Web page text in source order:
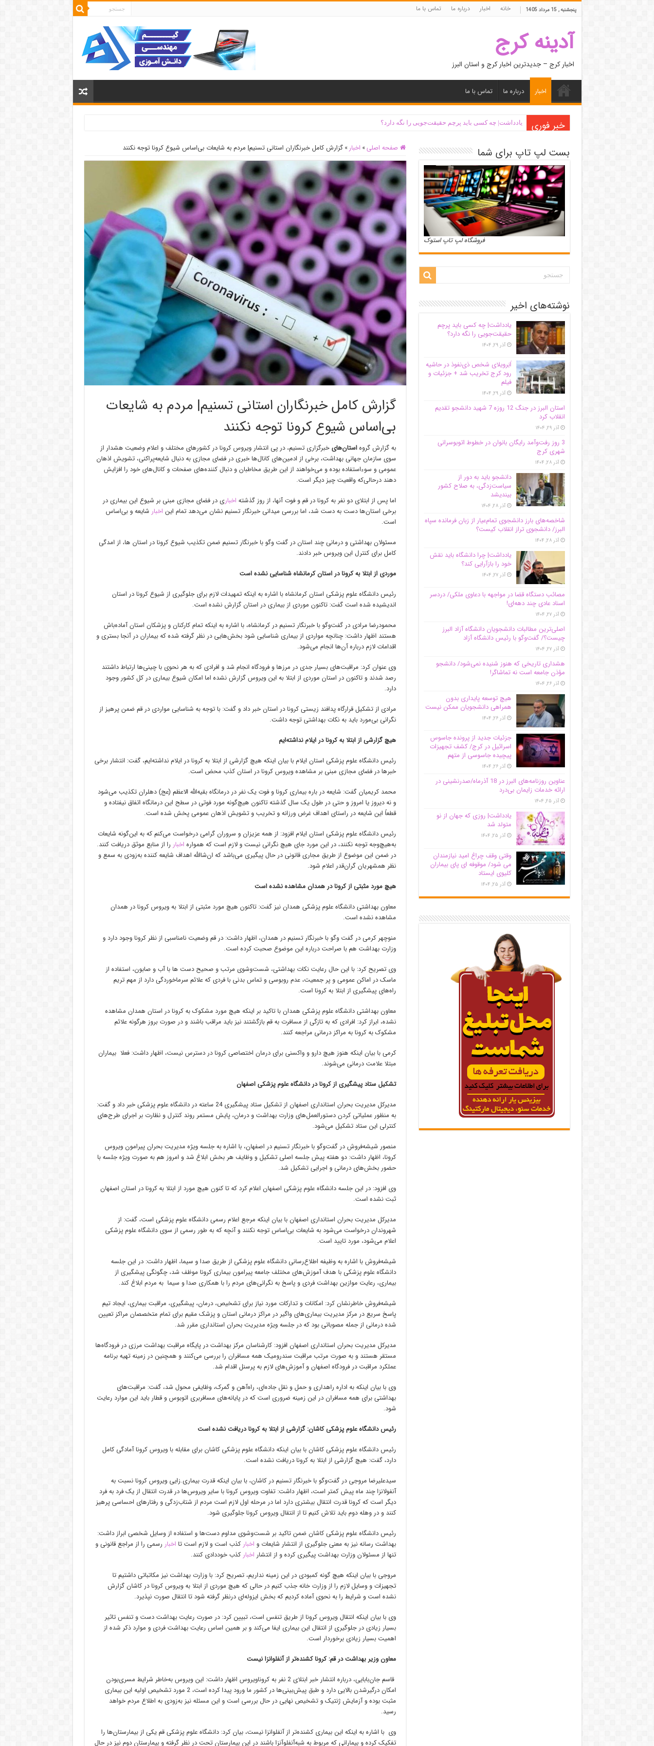
پنجشنبه , 15 مرداد 1405 خانه اخبار درباره ما تماس با ما
آدینه کرج
اخبار کرج – جدیدترین اخبار کرج و استان البرز
اخبار درباره ما تماس با ما
خبر فوری یادداشت| ‌چه کسی باید پرچم حقیقت‌جویی را نگه دارد؟
صفحه اصلی » اخبار » گزارش کامل خبرنگاران استانی تسنیم| ‌مردم به شایعات بی‌اساس شیوع کرونا توجه نکنند
گزارش کامل خبرنگاران استانی تسنیم| ‌مردم به شایعات
بی‌اساس شیوع کرونا توجه نکنند
به گزارش گروهاستان‌هایخبرگزاری تسنیم، در پی انتشار ویروس کرونا در کشورهای مختلف و اعلام وضعیت هشدار از
سوی سازمان جهانی بهداشت، برخی از ادمین‌های کانال‌ها خبری در فضای مجازی به دنبال شایعه‌پراکنی، تشویش اذهان
عمومی و سوءاستفاده بوده و می‌خواهند از این طریق مخاطبان و دنبال کننده‌های صفحات و کانال‌های خود را افزایش
دهند درحالی‌که واقعیت چیز دیگر است.
اما پس از ابتلای دو نفر به کرونا در قم و فوت آنها، از روز گذشته اخباری در فضای مجازی مبنی بر شیوع این بیماری در
برخی استان‌ها ‌دست به دست شد، اما بررسی میدانی خبرنگار تسنیم نشان می‌دهد تمام این اخبار شایعه و بی‌اساس
است.
مسئولان بهداشتی و درمانی چند استان در گفت وگو با خبرنگار تسنیم ضمن تکذیب شیوع کرونا در استان ها، از امدگی
کامل برای کنترل این ویروس خبر دادند.
موردی از ابتلا به کرونا در استان کرمانشاه شناسایی نشده است‌
رئیس دانشگاه علوم پزشکی استان کرمانشاه با اشاره به اینکه تمهیدات لازم برای جلوگیری از شیوع کرونا در استان
اندیشیده شده است گفت: تاکنون موردی از بیماری در استان گزارش نشده است.
محمودرضا مرادی در گفت‌وگو با خبرنگار تسنیم در کرمانشاه، با اشاره به اینکه تمام کارکنان و پزشکان استان آماده‌باش
هستند اظهار داشت: چنانچه مواردی از بیماری شناسایی شود بخش‌هایی در نظر گرفته شده که بیماران در آنجا بستری و
اقدامات لازم درباره آن‌ها انجام می‌شود.
وی عنوان کرد: مراقبت‌های بسیار جدی در مرزها و فرودگاه انجام شد و افرادی که به هر نحوی با چینی‌ها ارتباط داشتند
رصد شدند و تاکنون در استان موردی از ابتلا به این ویروس گزارش نشده اما امکان شیوع بیماری در کل کشور وجود
دارد.
مرادی از تشکیل قرارگاه پدافند زیستی کرونا در استان خبر داد و گفت: با توجه به شناسایی مواردی در قم ضمن پرهیز از
نگرانی بی‌مورد باید به نکات بهداشتی توجه داشت.
هیچ گزارشی از ابتلا به ‌کرونا در ایلام نداشته‌ایم ‌
رئیس دانشگاه علوم پزشکی استان ایلام با بیان اینکه هیچ گزارشی از ابتلا به ‌کرونا در ایلام نداشته‌ایم، گفت: انتشار برخی
خبرها در فضای مجازی مبنی بر مشاهده ویروس کرونا در استان کذب محض است.‌
محمد کریمیان گفت: شایعه در باره بیماری کرونا و فوت یک نفر در درمانگاه بقیه‌الله الاعظم (عج) دهلران تکذیب می‌شود
و نه دیروز یا امروز و حتی در طول یک سال گذشته تاکنون هیچ‌گونه مورد فوتی در سطح این درمانگاه اتفاق نیفتاده ‌و
قطعاً این شایعه در راستای اهداف غرض و‌رزانه و تخریب و تشویش اذهان عمومی پخش‌ شده است.
رئیس دانشگاه علوم پزشکی استان ایلام افزود: از همه عزیزان و سروران گرامی درخواست می‌کنم که به این‌گونه شایعات
به‌هیچ‌وجه توجه نکنند، در این مورد جای هیچ نگرانی نیست و لازم است که همواره اخبار را از منابع موثق دریافت کنند.
در ضمن این موضوع از طریق مجاری قانونی در حال پیگیری می‌باشد که ان‌شاالله اهداف شایعه کننده به‌زودی به سمع و
نظر همشهریان گران‌قدر اعلام شود.
هیچ مورد مثبتی از کرونا در همدان مشاهده نشده است‌
معاون بهداشتی دانشگاه علوم پزشکی همدان نیز گفت: تاکنون هیچ مورد مثبتی از ابتلا به ویروس کرونا در همدان
مشاهده نشده است.
منوچهر کرمی در گفت وگو با خبرنگار تسنیم در همدان، اظهار داشت: در قم وضعیت نامناسبی از نظر کرونا وجود دارد و
وزارت بهداشت هم با صراحت درباره این موضوع صحبت کرده است.
وی تصریح کرد: با این حال رعایت نکات بهداشتی، شست‌وشوی مرتب و صحیح دست ها با آب و صابون، استفاده از
ماسک در اماکن عمومی و پر جمعیت، عدم روبوسی و تماس بدنی با فردی که علائم سرماخوردگی دارد از مهم تریم
راه‌های پیشگیری از ابتلا به کرونا است.
معاون بهداشتی دانشگاه علوم پزشکی همدان با تاکید بر اینکه هیچ مورد مشکوک به کرونا در استان همدان مشاهده
نشده، ابراز کرد: افرادی که به تازگی از مسافرت به قم بازگشتند نیز باید مراقب باشند و در صورت بروز هرگونه علائم
مشکوک به کرونا به مراکز درمانی مراجعه کنند.
کرمی با بیان اینکه هنوز هیچ دارو و واکسنی برای درمان اختصاصی کرونا در دسترس نیست، اظهار داشت: فعلا بیماران
مبتلا علامت درمانی می‌شوند.
تشکیل ستاد پیشگیری از کرونا در دانشگاه علوم پزشکی اصفهان‌
مدیرکل مدیریت بحران استانداری اصفهان از تشکیل ستاد پیشگیری 24 ساعته در دانشگاه علوم پزشکی خبر داد و گفت:
به منظور عملیاتی کردن دستورالعمل‌های وزارت بهداشت و درمان، پایش مستمر روند کنترل و نظارت بر اجرای طرح‌های
کنترلی این ستاد تشکیل می‌شود.
منصور شیشه‌فروش در گفت‌و‌گو با خبرنگار تسنیم در اصفهان، با اشاره به جلسه ویژه مدیریت بحران پیرامون ویروس
کرونا، اظهار داشت: دو هفته پیش جلسه اصلی تشکیل و وظایف هر بخش ابلاغ شد و امروز هم به صورت ویژه جلسه با
حضور بخش‌های درمانی و اجرایی تشکیل شد.
وی افزود: در این جلسه دانشگاه علوم پزشکی اصفهان اعلام کرد که تا کنون هیچ مورد از ابتلا به کرونا در استان اصفهان
ثبت نشده است.
مدیرکل مدیریت بحران استانداری اصفهان با بیان اینکه مرجع اعلام رسمی دانشگاه علوم پزشکی است، گفت: از
شهروندان درخواست می‌شود به شایعات بی‌اساس توجه نکنند و آنچه که به طور رسمی از سوی دانشگاه علوم پزشکی
اعلام می‌شود، مورد تایید است.
شیشه‌فروش با اشاره به وظیفه اطلاع‌رسانی دانشگاه علوم پزشکی از طریق صدا و سیما، اظهار داشت: در این جلسه
دانشگاه علوم پزشکی با هدف آموزش‌های مختلف جامعه پیرامون بیماری کرونا موظف شد، چگونگی پیشگیری از
بیماری، رعایت موازین بهداشت فردی و پاسخ به نگرانی‌های مردم را با همکاری صدا و سیما به مردم ابلاغ کند.
شیشه‌فروش خاطرنشان کرد: امکانات و تدارکات مورد نیاز برای تشخیص، درمان، پیشگیری، مراقبت بیماری، ایجاد تیم
پاسخ سریع در مرکز مدیریت بیماری‌های واگیر در مراکز درمانی استان و پزشک مقیم برای تمام متخصصان مراکز تعیین
شده درمانی از جمله مصوباتی بود که در جلسه ویژه مدیریت بحران استانداری مقرر شد.
مدیرکل مدیریت بحران استانداری اصفهان افزود: کارشناسان مرکز بهداشت در پایگاه مراقبت بهداشت مرزی در فرودگاه‌ها
مستقر هستند و به صورت مرتب مراقبت سندرومیک همه مسافران را بررسی می‌کنند و همچنین در زمینه تهیه برنامه
عملکرد مراقبت در فرودگاه اصفهان و آموزش‌های لازم به پرسنل اقدام شد.
وی با بیان اینکه به اداره راهداری و حمل و نقل جاده‌ای، راه‌آهن و گمرک، وظایفی محول شد، گفت: مراقبت‌های
بهداشتی برای همه مسافران در این زمینه ضروری است که در پایانه‌های مسافربری اتوبوس و قطار باید این موارد رعایت
شود.
رئیس دانشگاه علوم پزشکی کاشان: گزارشی از ابتلا به کرونا دریافت نشده است‌
رئیس دانشگاه علوم پزشکی کاشان با بیان اینکه دانشگاه علوم پزشکی کاشان برای مقابله با ویروس کرونا آمادگی کامل
دارد، گفت: هیچ گزارشی از ابتلا به کرونا دریافت نشده است.
سیدعلیرضا مروجی در گفت‌وگو با خبرنگار تسنیم در کاشان، با بیان اینکه قدرت بیماری.زایی ویروس کرونا نسبت به
آنفولانزا چند ماه پیش کمتر است، اظهار داشت: تفاوت ویروس کرونا با سایر ویروس‌ها در قدرت انتقال از یک فرد به فرد
دیگر است که کرونا قدرت انتقال بیشتری دارد اما در مرحله اول لازم است مردم از شتاب‌زدگی و رفتارهای احساسی پرهیز
کنند و در وهله دوم باید تلاش کنیم تا از انتقال ویروس کرونا جلوگیری شود.
رئیس دانشگاه علوم پزشکی کاشان ضمن تاکید بر شست‌وشوی مداوم دست‌ها و استفاده از وسایل شخصی ابراز داشت:
بهداشت رسانه نیز به معنی جلوگیری از انتشار شایعات و اخبار کذب است و لازم است تا اخبار رسمی را از مراجع قانونی و
تنها از مسئولان وزارت بهداشت پیگیری کرده و از انتشار اخبار کذب خوددادی کنند.
مروجی با بیان اینکه هیچ گونه کمبودی در این زمینه نداریم، تصریح کرد: با وزارت بهداشت نیز مکاتباتی داشتیم تا
تجهیزات و وسایل لازم را از وزارت خانه جذب کنیم در حالی که هیچ موردی از ابتلا به ویروس کرونا در کاشان گزارش
نشده است و شرایط را به نحوی آماده کردیم که بخش ایزوله‌ای درنظر گرفته شود تا انتقال صورت نپذیرد.
وی با بیان اینکه انتقال ویروس کرونا از طریق تنفس است، تبیین کرد: در صورت رعایت بهداشت دست و تنفس تاثیر
بسیار زیادی در جلوگیری از انتقال این بیماری ایفا می‌کند و بر همین اساس رعایت بهداشت فردی و موارد ذکر شده از
اهمیت بسیار زیادی برخوردار است.
معاون وزیر بهداشت در قم: کرونا کشنده‌تر از آنفلوانزا نیست
قاسم جان‌بابایی، درباره انتشار خبر ابتلای 2 نفر به کروناویروس اظهار داشت: این ویروس به‌خاطر شرایط مسری‌بودن
امکان درگیر‌شدن بالایی دارد و طبق پیش‌بینی‌ها در کشور ما ورود پیدا کرده است، 2 مورد تشخیص اولیه این بیماری
مثبت بوده و آزمایش ژنتیک و تشخیص نهایی در حال بررسی است و این مسئله نیز به‌زودی به اطلاع مردم خواهد
رسید.
وی با اشاره به اینکه این بیماری کشنده‌تر از آنفلوانزا نیست، بیان کرد: دانشگاه علوم پزشکی قم یکی از بیمارستان‌ها را
تفکیک کرده و بیمارانی که مربوط به شبه‌آنفلوآنزا باشند در این بیمارستان تحت در نظر گرفته و بیمارستان دوم نیز در حال
بست لپ تاپ برای شما
فروشگاه لپ تاپ استوک
نوشته‌های اخیر
یادداشت| ‌چه کسی باید پرچم
حقیقت‌جویی را نگه دارد؟
آذر ۲۹, ۱۴۰۴
اَبَر‌ویلای شخص ذی‌نفوذ در حاشیه‌
رود کرج تخریب شد + جزئیات و
فیلم
آذر ۲۹, ۱۴۰۴
استان البرز در جنگ 12 روزه 7 شهید دانشجو تقدیم
انقلاب کرد
آذر ۲۹, ۱۴۰۴
3 روز رفت‌وآمد رایگان بانوان در خطوط اتوبوسرانی
شهری کرج
آذر ۲۸, ۱۴۰۴
دانشجو باید به دور از
سیاست‌زدگی، به صلاح کشور
بیندیشد
آذر ۲۸, ۱۴۰۴
شاخصه‌های بارز دانشجوی تمام‌عیار از زبان فرمانده سپاه
البرز/ دانشجوی تراز انقلاب کیست؟
آذر ۲۸, ۱۴۰۴
یادداشت| چرا دانشگاه باید نقش
خود را بازآرایی کند؟
آذر ۲۷, ۱۴۰۴
مصائب دستگاه قضا در مواجهه با دعاوی ملکی/ دردسر
اسناد عادی چند‌ دهه‌ای!
آذر ۲۷, ۱۴۰۴
اصلی‌ترین مطالبات دانشجویان دانشگاه آزاد البرز
چیست؟/ گفت‌وگو با رئیس دانشگاه آز‌اد
آذر ۲۷, ۱۴۰۴
هشداری تاریخی که هنوز شنیده نمی‌شود/ دانشجو
مؤذن جامعه است نه تماشاگر!
آذر ۲۶, ۱۴۰۴
هیچ توسعه پایداری بدون
همراهی دانشجویان ممکن نیست
آذر ۲۶, ۱۴۰۴
جزئیات جدید از پرونده جاسوس
اسرائیل در کرج/‌ کشف تجهیزات
پیچیده جاسوسی از متهم
آذر ۲۶, ۱۴۰۴
عناوین روزنامه‌های البرز در ‌18 آذرماه/صدرنشینی در
ارائه خدمات زایمان بی‌درد
آذر ۲۵, ۱۴۰۴
یادداشت| روزی که جهان از نو
متولد شد
آذر ۲۵, ۱۴۰۴
وقتی وقف چراغ امید نیازمندان
می شود/ موقوفه ای پای بیماران
کلیوی ایستاد
آذر ۲۵, ۱۴۰۴